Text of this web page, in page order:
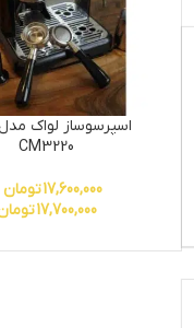
CM3220
17,600,000تومان
17,700,000